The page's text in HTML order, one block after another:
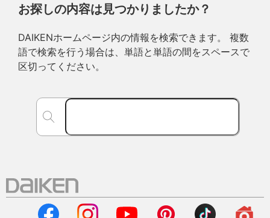
お探しの内容は見つかりましたか？
DAIKENホームページ内の情報を検索できます。 複数
語で検索を行う場合は、単語と単語の間をスペースで
区切ってください。